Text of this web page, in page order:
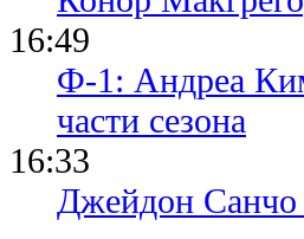
16:49
Ф-1: Андреа
части сезона
16:33
Джейдон Санчо